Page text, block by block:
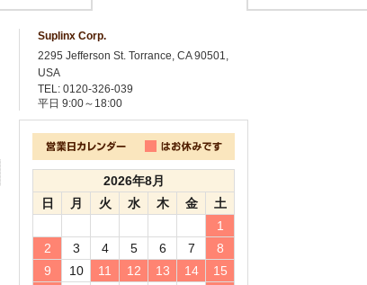
Suplinx Corp.
2295 Jefferson St. Torrance, CA 90501,
USA
TEL: 0120-326-039
平日 9:00～18:00
2026年8月
日
月 火 水 木 金
土
1
2
3 4 5 6 7
8
9
10 11 12 13 14
15